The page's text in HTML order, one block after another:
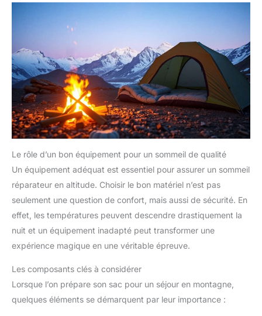
Le rôle d’un bon équipement pour un sommeil de qualité
Un équipement adéquat est essentiel pour assurer un sommeil
réparateur en altitude. Choisir le bon matériel n’est pas
seulement une question de confort, mais aussi de sécurité. En
effet, les températures peuvent descendre drastiquement la
nuit et un équipement inadapté peut transformer une
expérience magique en une véritable épreuve.
Les composants clés à considérer
Lorsque l’on prépare son sac pour un séjour en montagne,
quelques éléments se démarquent par leur importance :